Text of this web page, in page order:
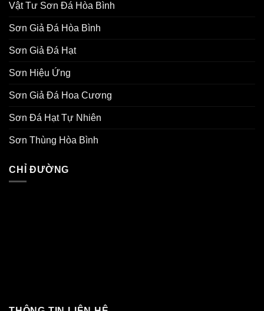
Vật Tư Sơn Đá Hòa Bình
Sơn Giả Đá Hòa Bình
Sơn Giả Đá Hạt
Sơn Hiệu Ứng
Sơn Giả Đá Hoa Cương
Sơn Đá Hạt Tự Nhiên
Sơn Thùng Hòa Bình
CHỈ ĐƯỜNG